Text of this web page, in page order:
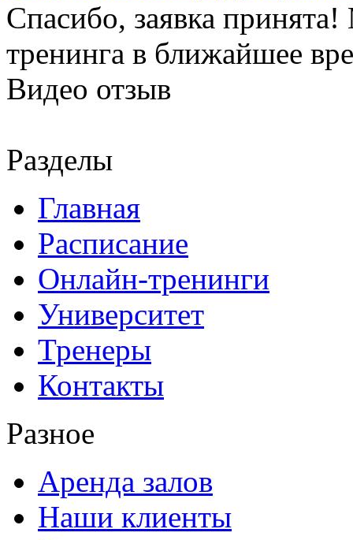
Спасибо, заявка
тренинга в ближайшее
Видео отзыв
Разделы
Главная
Расписание
Онлайн-тренинги
Университет
Тренеры
Контакты
Разное
Аренда залов
Наши клиенты